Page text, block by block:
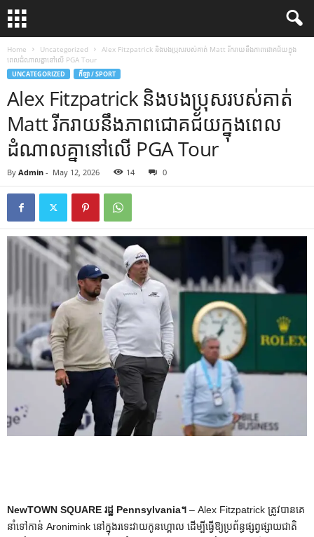
Home Uncategorized
Alex Fitzpatrick និងបងប្រុសរបស់គាត់ Matt រីករាយនឹងភាពជោគជ័យក្នុង
ពេលដំណាលគ្នានៅលើ PGA Tour
UNCATEGORIZED កីឡា / SPORT
Alex Fitzpatrick និងបងប្រុសរបស់គាត់
Matt រីករាយនឹងភាពជោគជ័យក្នុងពេល
ដំណាលគ្នានៅលើ PGA Tour
By Admin - May 12, 2026 14 0
NewTOWN SQUARE រដ្ឋ Pennsylvania។ – Alex Fitzpatrick ត្រូវបានគេ
នាំទៅកាន់ Aronimink នៅក្នុងរទេះវាយកូនហ្គោល ដើម្បីធ្វើឱ្យប្រព័ន្ធផ្សព្វផ្សាយជាតិ